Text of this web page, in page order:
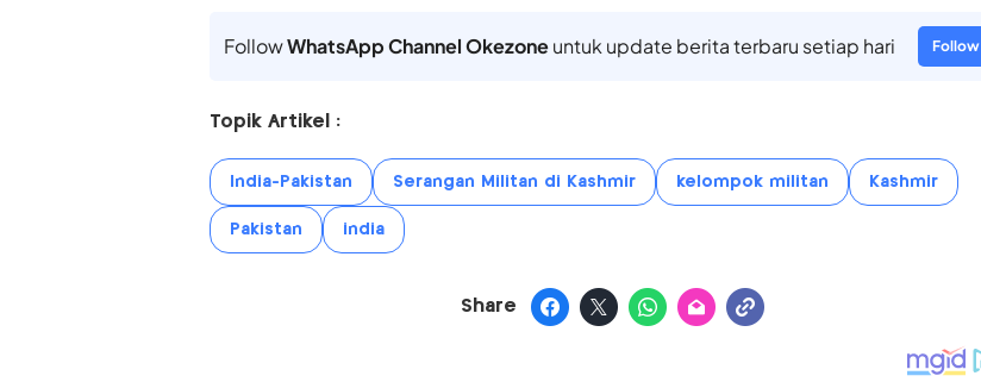
FollowWhatsApp Channel Okezoneuntuk update berita terbaru setiap hari Follow
Topik Artikel :
India-Pakistan Serangan Militan di Kashmir kelompok militan Kashmir
Pakistan india
Share